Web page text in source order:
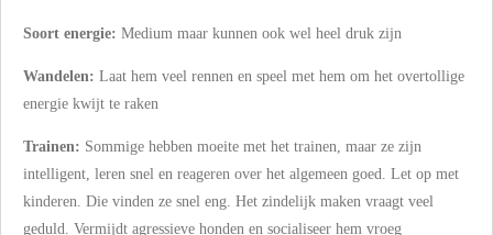
Soort energie: Medium maar kunnen ook wel heel druk zijn
Wandelen: Laat hem veel rennen en speel met hem om het overtollige
energie kwijt te raken
Trainen: Sommige hebben moeite met het trainen, maar ze zijn
intelligent, leren snel en reageren over het algemeen goed. Let op met
kinderen. Die vinden ze snel eng. Het zindelijk maken vraagt veel
geduld. Vermijdt agressieve honden en socialiseer hem vroeg